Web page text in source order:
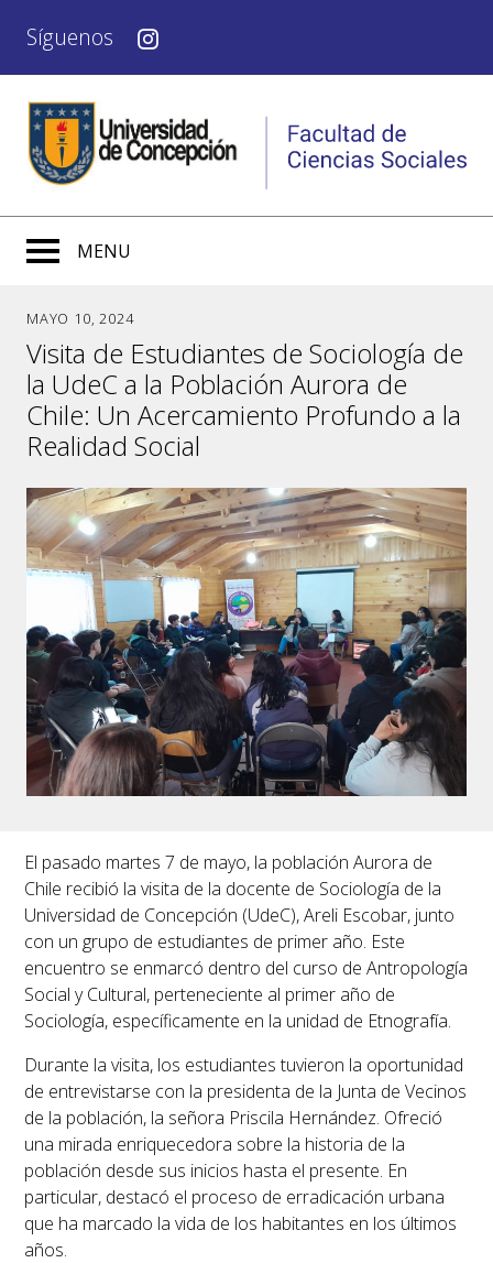
Síguenos
MENU
MAYO 10, 2024
Visita de Estudiantes de Sociología de
la UdeC a la Población Aurora de
Chile: Un Acercamiento Profundo a la
Realidad Social
El pasado martes 7 de mayo, la población Aurora de
Chile recibió la visita de la docente de Sociología de la
Universidad de Concepción (UdeC), Areli Escobar, junto
con un grupo de estudiantes de primer año. Este
encuentro se enmarcó dentro del curso de Antropología
Social y Cultural, perteneciente al primer año de
Sociología, específicamente en la unidad de Etnografía.
Durante la visita, los estudiantes tuvieron la oportunidad
de entrevistarse con la presidenta de la Junta de Vecinos
de la población, la señora Priscila Hernández. Ofreció
una mirada enriquecedora sobre la historia de la
población desde sus inicios hasta el presente. En
particular, destacó el proceso de erradicación urbana
que ha marcado la vida de los habitantes en los últimos
años.